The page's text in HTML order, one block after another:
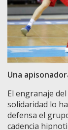
Una
El engranaje
solidaridad lo
defensa el
cadencia